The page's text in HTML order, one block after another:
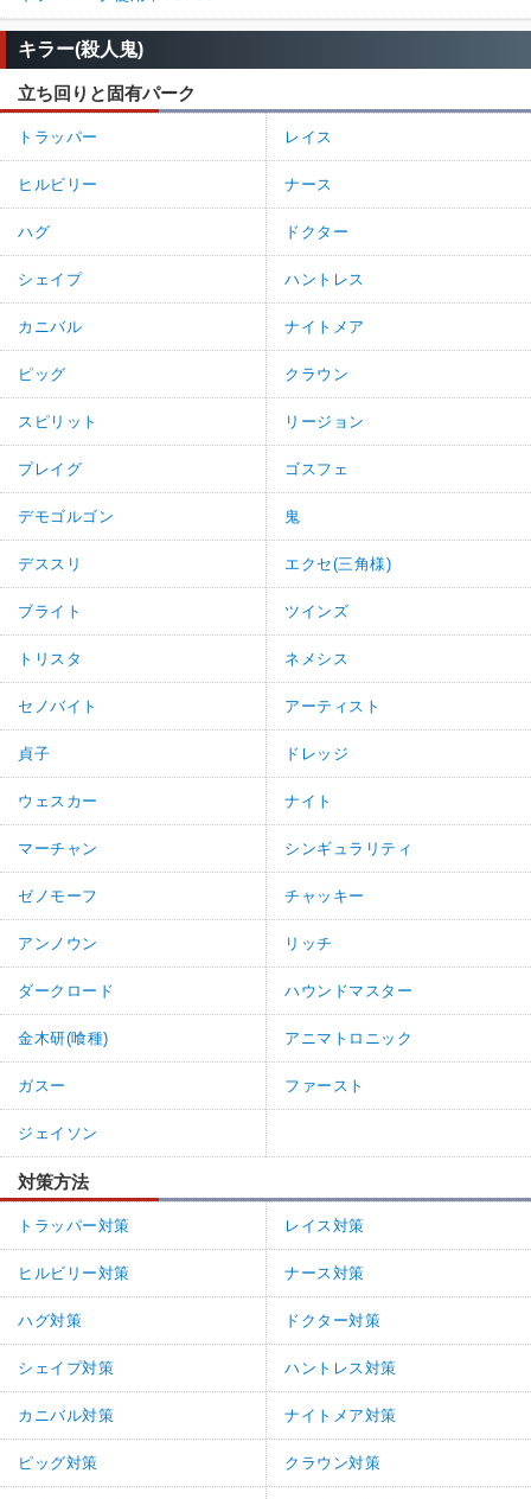
キラー(殺人鬼)
立ち回りと固有パーク
トラッパー レイス
ヒルビリー ナース
ハグ ドクター
シェイプ ハントレス
カニバル ナイトメア
ピッグ クラウン
スピリット リージョン
プレイグ ゴスフェ
デモゴルゴン 鬼
デススリ エクセ(三角様)
ブライト ツインズ
トリスタ ネメシス
セノバイト アーティスト
貞子 ドレッジ
ウェスカー ナイト
マーチャン シンギュラリティ
ゼノモーフ チャッキー
アンノウン リッチ
ダークロード ハウンドマスター
金木研(喰種) アニマトロニック
ガスー ファースト
ジェイソン
対策方法
トラッパー対策 レイス対策
ヒルビリー対策 ナース対策
ハグ対策 ドクター対策
シェイプ対策 ハントレス対策
カニバル対策 ナイトメア対策
ピッグ対策 クラウン対策